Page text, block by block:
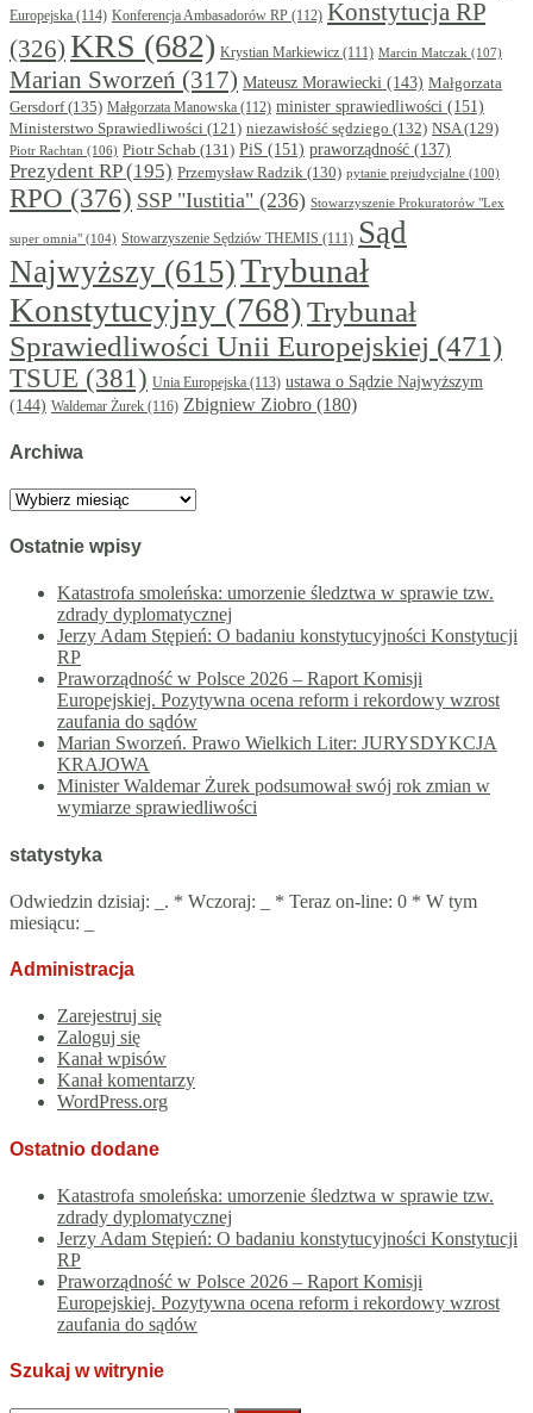
Europejska (114) Konferencja Ambasadorów RP (112) Konstytucja RP
(326) KRS (682) Krystian Markiewicz (111) Marcin Matczak (107)
Marian Sworzeń (317) Mateusz Morawiecki (143) Małgorzata
Gersdorf(135) Małgorzata Manowska (112) minister sprawiedliwości (151)
Ministerstwo Sprawiedliwości (121) niezawisłość sędziego (132) NSA(129)
Piotr Rachtan (106) Piotr Schab (131) PiS (151) praworządność (137)
Prezydent RP(195) Przemysław Radzik (130) pytanie prejudycjalne (100)
RPO (376) SSP "Iustitia" (236) Stowarzyszenie Prokuratorów "Lex
super omnia" (104) Stowarzyszenie Sędziów THEMIS (111) Sąd
Najwyższy (615)Trybunał
Konstytucyjny (768)Trybunał
Sprawiedliwości Unii Europejskiej (471)
TSUE (381) Unia Europejska (113) ustawa o Sądzie Najwyższym
(144) Waldemar Żurek (116) Zbigniew Ziobro (180)
Archiwa
Archiwa
Ostatnie wpisy
Katastrofa smoleńska: umorzenie śledztwa w sprawie tzw.
zdrady dyplomatycznej
Jerzy Adam Stępień: O badaniu konstytucyjności Konstytucji
RP
Praworządność w Polsce 2026 – Raport Komisji
Europejskiej. Pozytywna ocena reform i rekordowy wzrost
zaufania do sądów
Marian Sworzeń. Prawo Wielkich Liter: JURYSDYKCJA
KRAJOWA
Minister Waldemar Żurek podsumował swój rok zmian w
wymiarze sprawiedliwości
statystyka
Odwiedzin dzisiaj: . * Wczoraj:
* Teraz on-line: 0 * W tym
miesiącu:
Administracja
Zarejestruj się
Zaloguj się
Kanał wpisów
Kanał komentarzy
WordPress.org
Ostatnio dodane
Katastrofa smoleńska: umorzenie śledztwa w sprawie tzw.
zdrady dyplomatycznej
Jerzy Adam Stępień: O badaniu konstytucyjności Konstytucji
RP
Praworządność w Polsce 2026 – Raport Komisji
Europejskiej. Pozytywna ocena reform i rekordowy wzrost
zaufania do sądów
Szukaj w witrynie